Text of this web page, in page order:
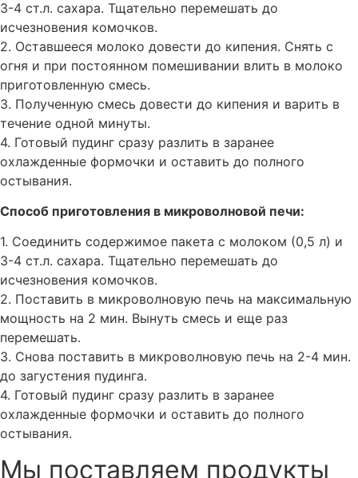
3-4 ст.л. сахара. Тщательно перемешать до
исчезновения комочков.
2. Оставшееся молоко довести до кипения. Снять с
огня и при постоянном помешивании влить в молоко
приготовленную смесь.
3. Полученную смесь довести до кипения и варить в
течение одной минуты.
4. Готовый пудинг сразу разлить в заранее
охлажденные формочки и оставить до полного
остывания.
Способ приготовления в микроволновой печи:
1. Соединить содержимое пакета с молоком (0,5 л) и
3-4 ст.л. сахара. Тщательно перемешать до
исчезновения комочков.
2. Поставить в микроволновую печь на максимальную
мощность на 2 мин. Вынуть смесь и еще раз
перемешать.
3. Снова поставить в микроволновую печь на 2-4 мин.
до загустения пудинга.
4. Готовый пудинг сразу разлить в заранее
охлажденные формочки и оставить до полного
остывания.
Мы поставляем продукты